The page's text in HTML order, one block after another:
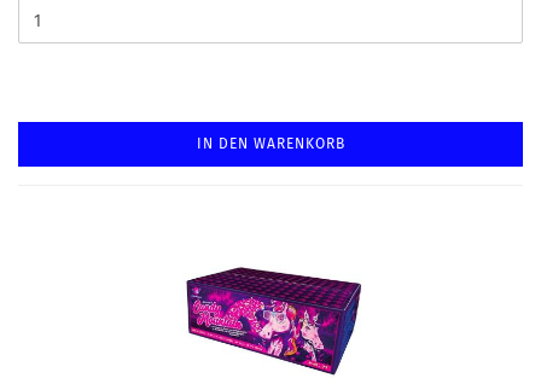
IN DEN WARENKORB